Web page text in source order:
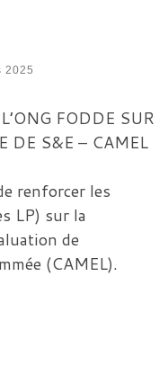
2025
FODDE SUR
DE S&E – CAMEL
renforcer les
LP) sur la
de
(CAMEL).